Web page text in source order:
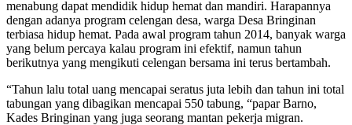
menabung dapat mendidik hidup hemat dan mandiri. Harapannya
dengan adanya program celengan desa, warga Desa Bringinan
terbiasa hidup hemat. Pada awal program tahun 2014, banyak warga
yang belum percaya kalau program ini efektif, namun tahun
berikutnya yang mengikuti celengan bersama ini terus bertambah.
“Tahun lalu total uang mencapai seratus juta lebih dan tahun ini total
tabungan yang dibagikan mencapai 550 tabung, “papar Barno,
Kades Bringinan yang juga seorang mantan pekerja migran.